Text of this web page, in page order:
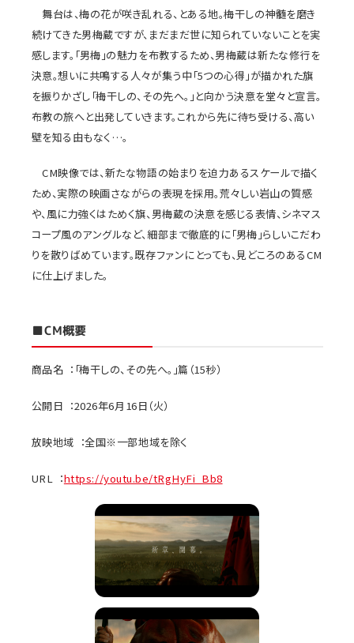
舞台は、梅の花が咲き乱れる、とある地。梅干しの神髄を磨き
続けてきた男梅蔵ですが、まだまだ世に知られていないことを実
感します。「男梅」の魅力を布教するため、男梅蔵は新たな修行を
決意。想いに共鳴する人々が集う中「5つの心得」が描かれた旗
を振りかざし「梅干しの、その先へ。」と向かう決意を堂々と宣言。
布教の旅へと出発していきます。これから先に待ち受ける、高い
壁を知る由もなく…。
CM映像では、新たな物語の始まりを迫力あるスケールで描く
ため、実際の映画さながらの表現を採用。荒々しい岩山の質感
や、風に力強くはためく旗、男梅蔵の決意を感じる表情、シネマス
コープ風のアングルなど、細部まで徹底的に「男梅」らしいこだわ
りを散りばめています。既存ファンにとっても、見どころのあるCM
に仕上げました。
■CM概要
商品名 ：「梅干しの、その先へ。」篇（15秒）
公開日 ：2026年6月16日（火）
放映地域 ：全国※一部地域を除く
URL ：https://youtu.be/tRgHyFi_Bb8